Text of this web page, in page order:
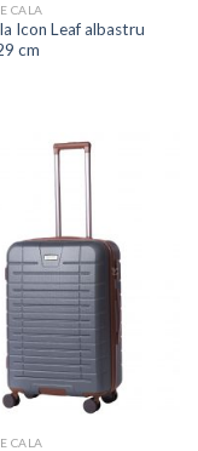
CALA
Icon Leaf albastru
cm
CALA